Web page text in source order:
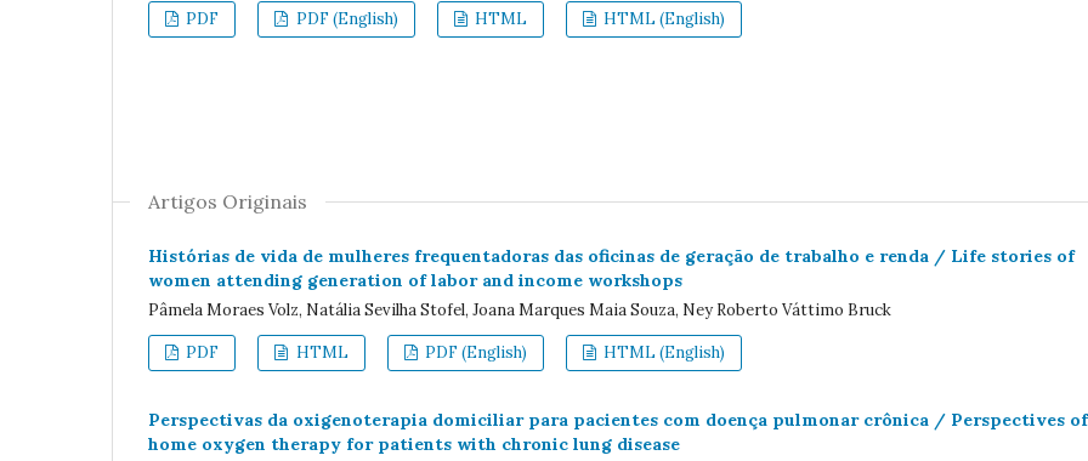
PDF PDF (English) HTML HTML (English)
Artigos Originais
Histórias de vida de mulheres frequentadoras das oficinas de geração de trabalho e renda / Life stories of
women attending generation of labor and income workshops
Pâmela Moraes Volz, Natália Sevilha Stofel, Joana Marques Maia Souza, Ney Roberto Váttimo Bruck
PDF HTML PDF (English) HTML (English)
Perspectivas da oxigenoterapia domiciliar para pacientes com doença pulmonar crônica / Perspectives of
home oxygen therapy for patients with chronic lung disease